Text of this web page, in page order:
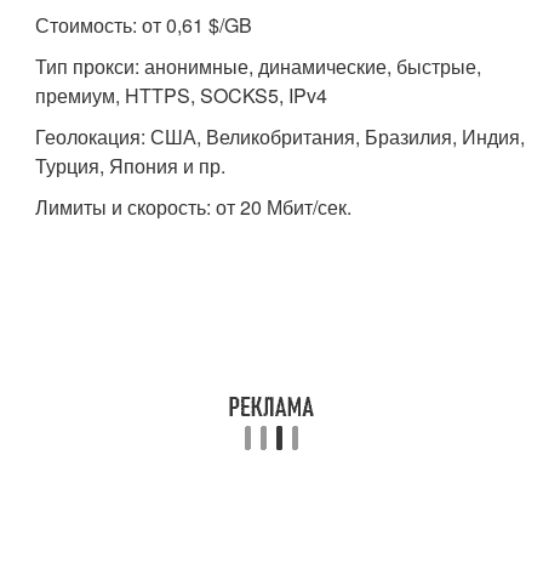
Стоимость: от 0,61 $/GB
Тип прокси: анонимные, динамические, быстрые,
премиум, HTTPS, SOCKS5, IPv4
Геолокация: США, Великобритания, Бразилия, Индия,
Турция, Япония и пр.
Лимиты и скорость: от 20 Мбит/сек.